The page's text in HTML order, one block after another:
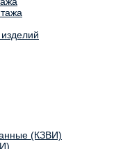
(КЗВИ)